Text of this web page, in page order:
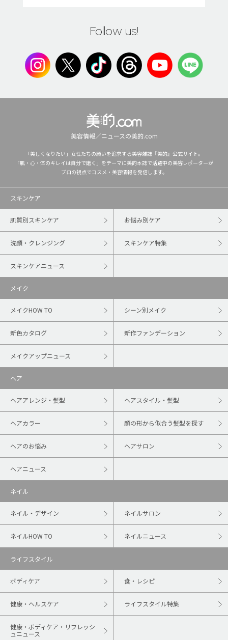
Follow us!
美容情報／ニュースの美的.com
「美しくなりたい」女性たちの願いを追求する美容雑誌『美的』公式サイト。
「肌・心・体のキレイは自分で磨く」をテーマに美的本誌で活躍中の美容レポーターが
プロの視点でコスメ・美容情報を発信します。
スキンケア
肌質別スキンケア お悩み別ケア
洗顔・クレンジング スキンケア特集
スキンケアニュース
メイク
メイクHOW TO シーン別メイク
新色カタログ 新作ファンデーション
メイクアップニュース
ヘア
ヘアアレンジ・髪型 ヘアスタイル・髪型
ヘアカラー 顔の形から似合う髪型を探す
ヘアのお悩み ヘアサロン
ヘアニュース
ネイル
ネイル・デザイン ネイルサロン
ネイルHOW TO ネイルニュース
ライフスタイル
ボディケア 食・レシピ
健康・ヘルスケア ライフスタイル特集
健康・ボディケア・リフレッシ
ュニュース